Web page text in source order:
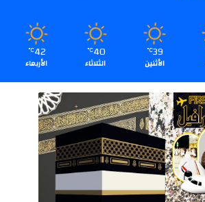
39
℃
الأثنين
40
℃
الثلاثاء
42
℃
الأربعاء